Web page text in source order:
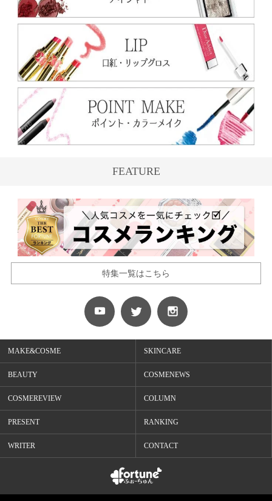
FEATURE
特集一覧はこちら
MAKE&COSME SKINCARE
BEAUTY COSMENEWS
COSMEREVIEW COLUMN
PRESENT RANKING
WRITER CONTACT